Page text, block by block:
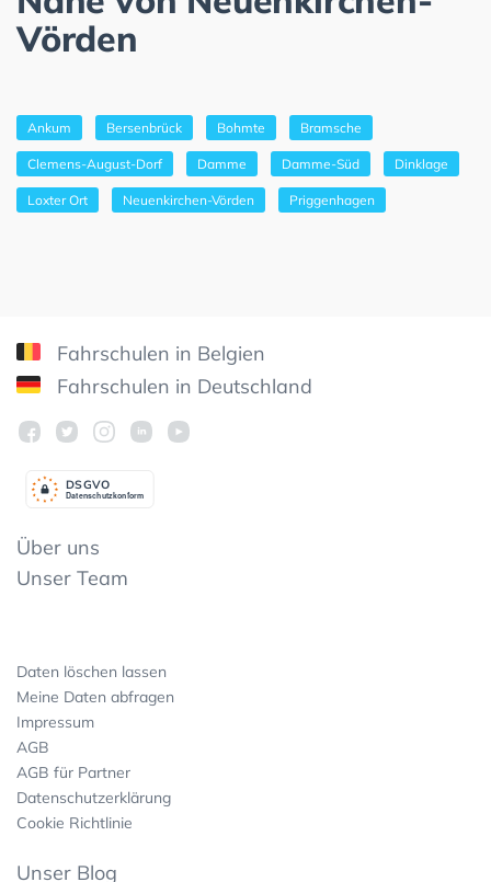
Vörden
Ankum Bersenbrück Bohmte Bramsche
Clemens-August-Dorf Damme Damme-Süd Dinklage
Loxter Ort Neuenkirchen-Vörden Priggenhagen
Fahrschulen in Belgien
Fahrschulen in Deutschland
Datenschutzkonform
DSGVO
Über uns
Unser Team
Daten löschen lassen
Meine Daten abfragen
Impressum
AGB
AGB für Partner
Datenschutzerklärung
Cookie Richtlinie
Unser Blog